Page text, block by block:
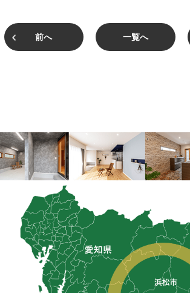
前へ 一覧へ